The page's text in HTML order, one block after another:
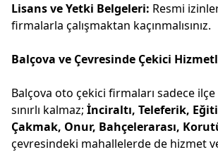
Lisans ve Yetki Belgeleri: Resmi
firmalarla çalışmaktan kaçınmalısınız.
Balçova ve Çevresinde Çekici
Balçova oto çekici firmaları sadece
sınırlı kalmaz; İnciraltı, Teleferik,
Çakmak, Onur, Bahçelerarası,
çevresindeki mahallelerde de hizmet